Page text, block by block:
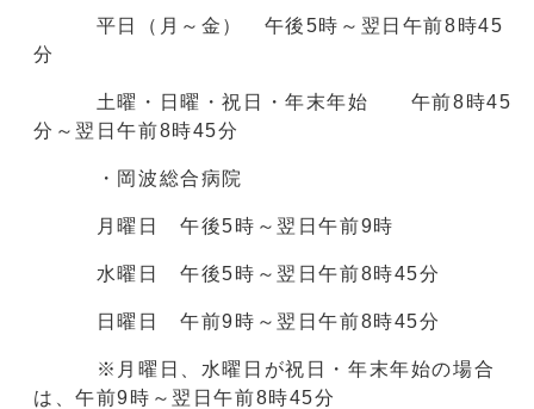
平日（月～金） 午後5時～翌日午前8時45
分
土曜・日曜・祝日・年末年始 午前8時45
分～翌日午前8時45分
・岡波総合病院
月曜日 午後5時～翌日午前9時
水曜日 午後5時～翌日午前8時45分
日曜日 午前9時～翌日午前8時45分
※月曜日、水曜日が祝日・年末年始の場合
は、午前9時～翌日午前8時45分